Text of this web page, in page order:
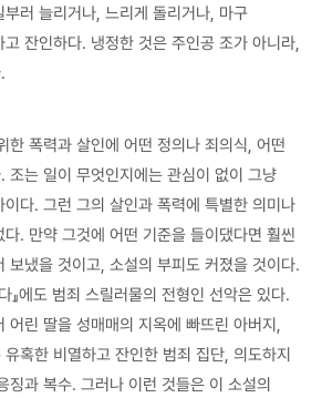
러 늘리거나, 느리게 돌리거나, 마구
잔인하다. 냉정한 것은 주인공 조가 아니라,
한 폭력과 살인에 어떤 정의나 죄의식, 어떤
조는 일이 무엇인지에는 관심이 없이 그냥
다. 그런 그의 살인과 폭력에 특별한 의미나
. 만약 그것에 어떤 기준을 들이댔다면 훨씬
보냈을 것이고, 소설의 부피도 커졌을 것이다.
』에도 범죄 스릴러물의 전형인 선악은 있다.
어린 딸을 성매매의 지옥에 빠뜨린 아버지,
혹한 비열하고 잔인한 범죄 집단, 의도하지
징과 복수. 그러나 이런 것들은 이 소설의